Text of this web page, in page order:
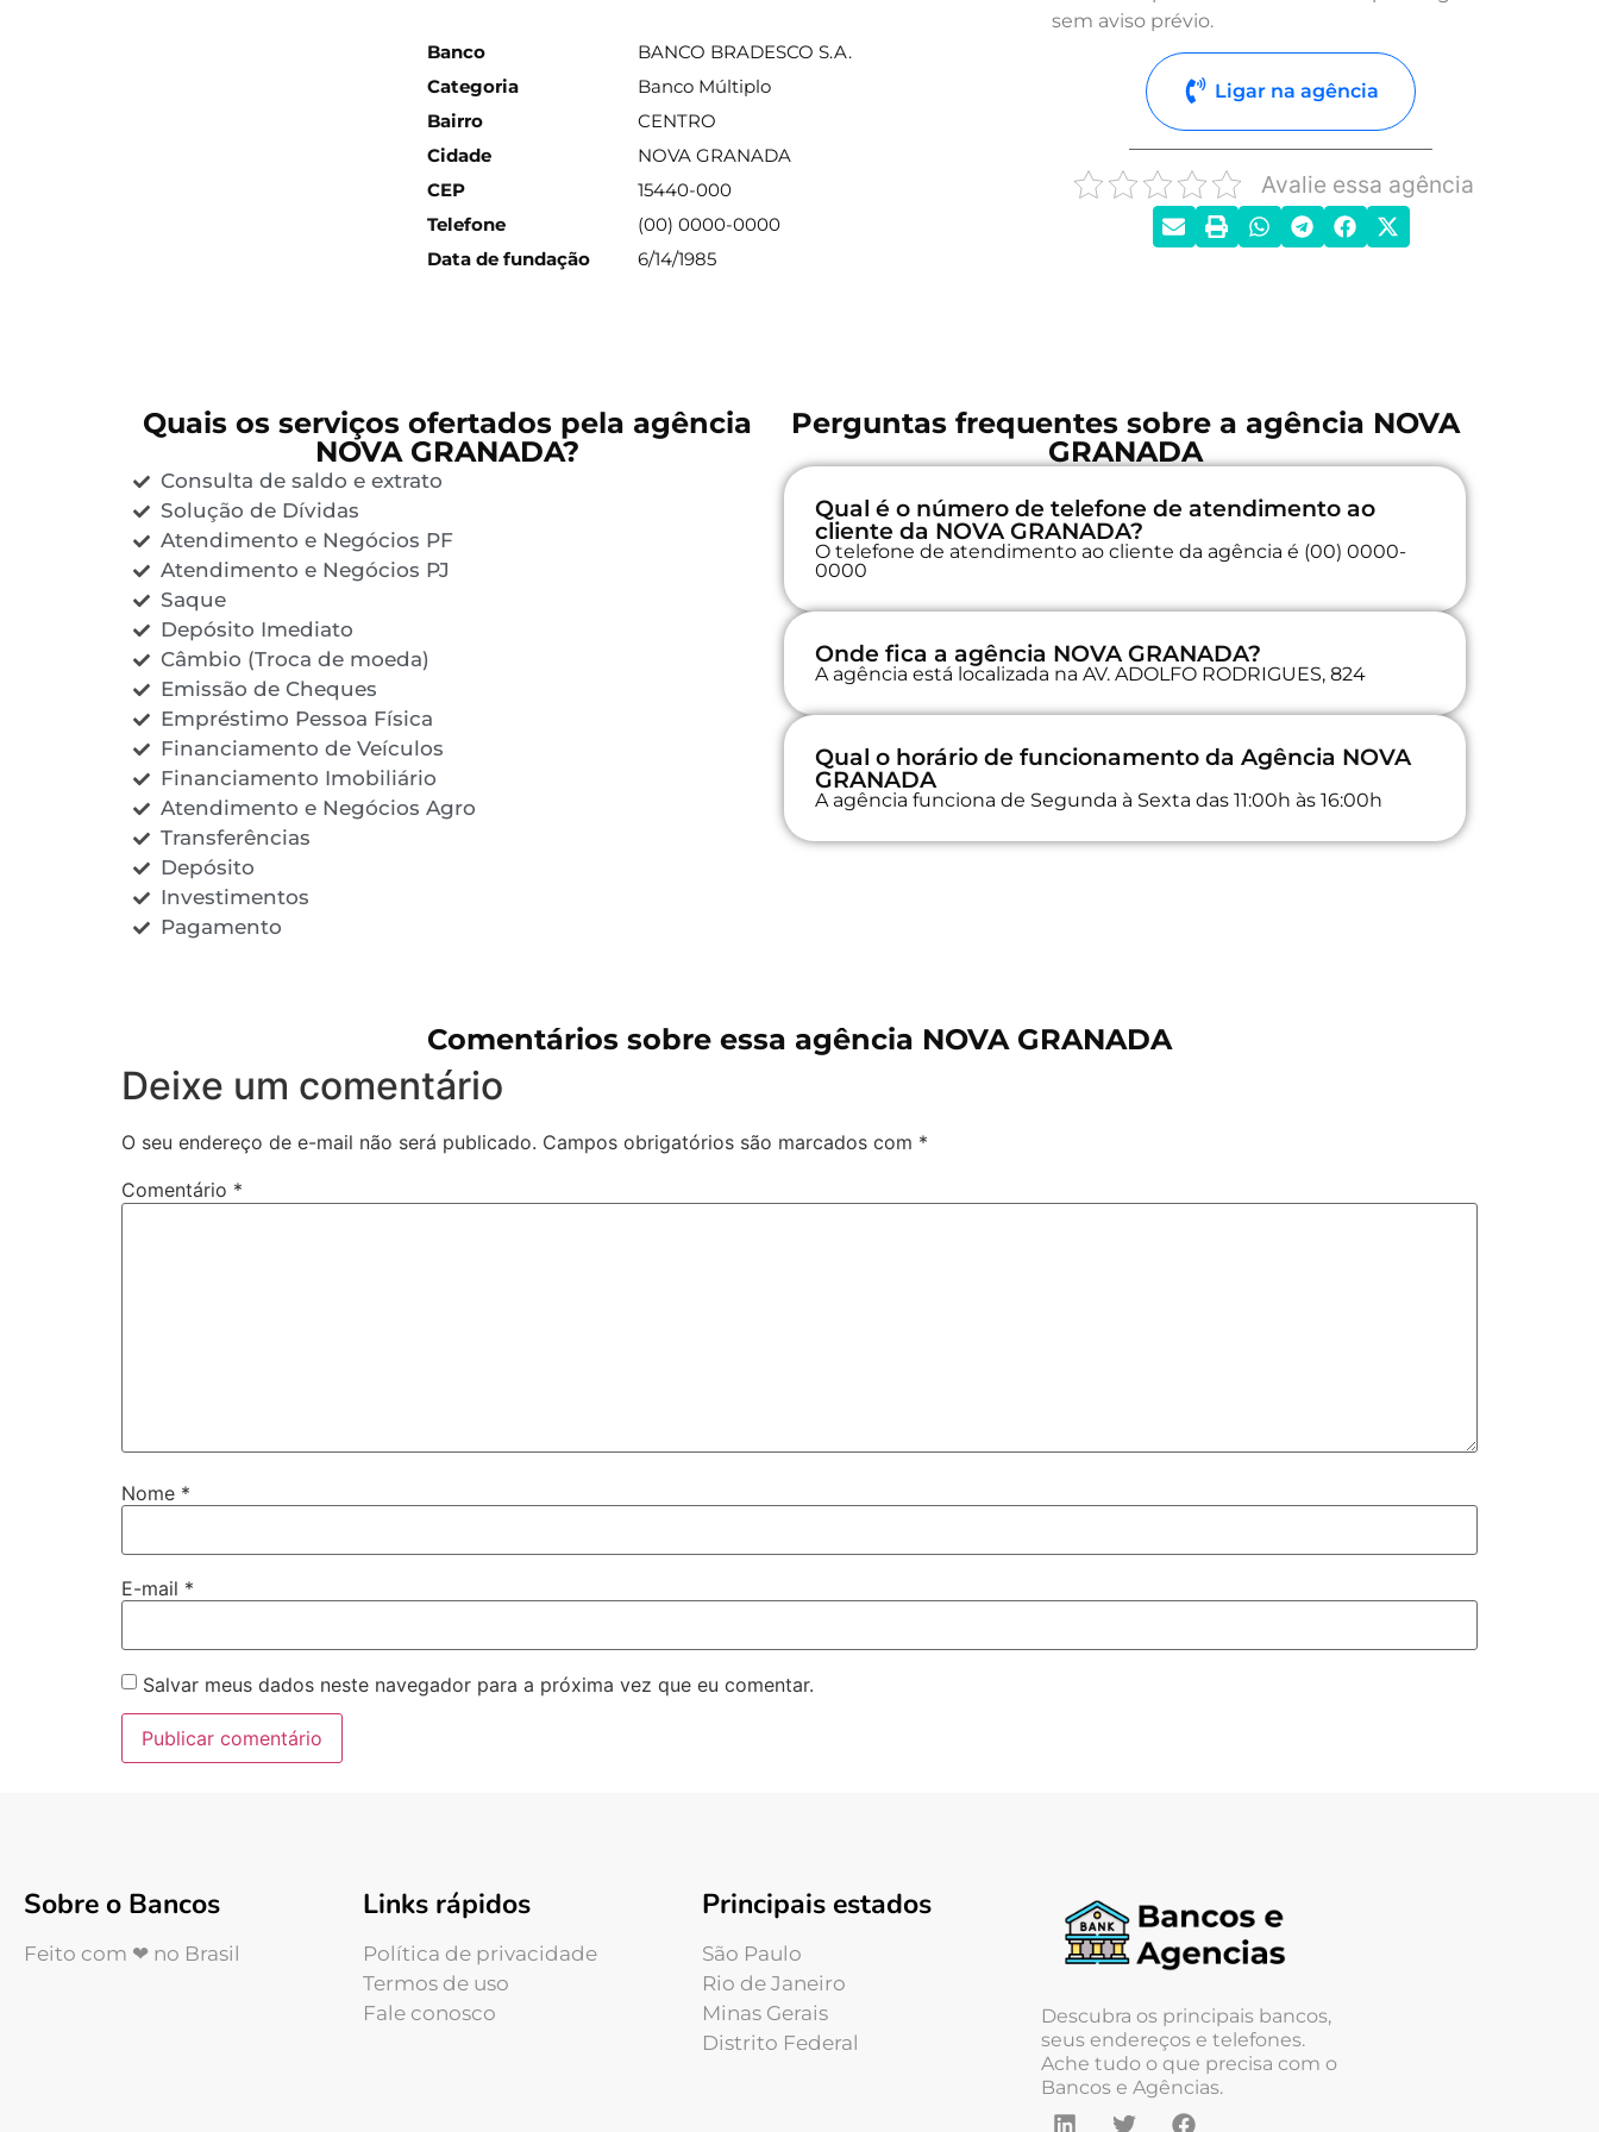
Banco
BANCO BRADESCO S.A.
Categoria
Banco Múltiplo
Bairro
CENTRO
Cidade
NOVA GRANADA
CEP
15440-000
Telefone
(00) 0000-0000
Data de fundação
6/14/1985
sem aviso prévio.
Ligar na agência
Avalie essa agência
Quais os serviços ofertados pela agência
NOVA GRANADA?
Consulta de saldo e extrato
Solução de Dívidas
Atendimento e Negócios PF
Atendimento e Negócios PJ
Saque
Depósito Imediato
Câmbio (Troca de moeda)
Emissão de Cheques
Empréstimo Pessoa Física
Financiamento de Veículos
Financiamento Imobiliário
Atendimento e Negócios Agro
Transferências
Depósito
Investimentos
Pagamento
Perguntas frequentes sobre a agência NOVA
GRANADA
Qual é o número de telefone de atendimento ao
cliente da NOVA GRANADA?
O telefone de atendimento ao cliente da agência é (00) 0000-
0000
Onde fica a agência NOVA GRANADA?
A agência está localizada na AV. ADOLFO RODRIGUES, 824
Qual o horário de funcionamento da Agência NOVA
GRANADA
A agência funciona de Segunda à Sexta das 11:00h às 16:00h
Comentários sobre essa agência NOVA GRANADA
Deixe um comentário
O seu endereço de e-mail não será publicado. Campos obrigatórios são marcados com *
Comentário *
Nome *
E-mail *
Salvar meus dados neste navegador para a próxima vez que eu comentar.
Sobre o Bancos
Feito com ❤ no Brasil
Links rápidos
Política de privacidade
Termos de uso
Fale conosco
Principais estados
São Paulo
Rio de Janeiro
Minas Gerais
Distrito Federal
Descubra os principais bancos,
seus endereços e telefones.
Ache tudo o que precisa com o
Bancos e Agências.